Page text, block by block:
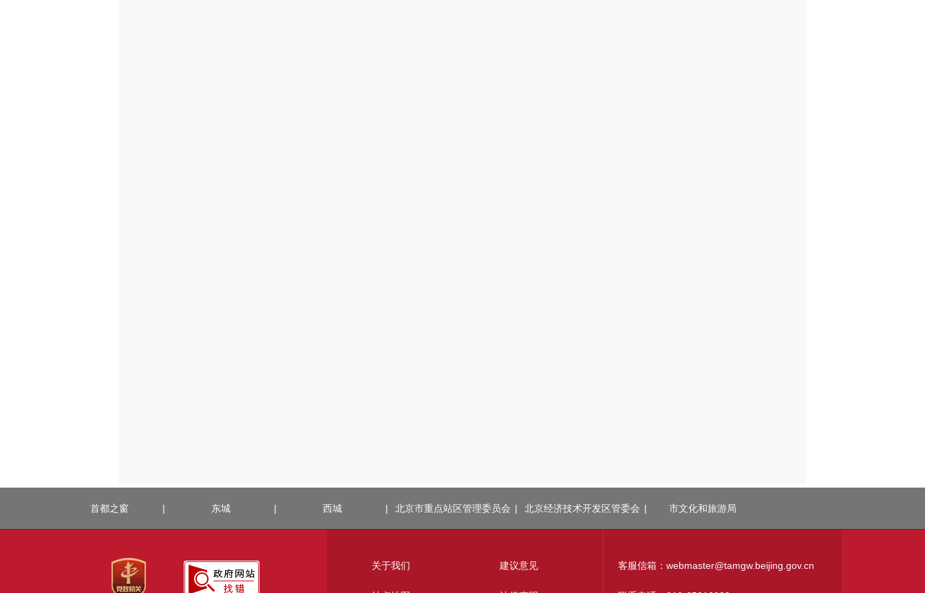
首都之窗 | 东城 | 西城 | 北京市重点站区管理委员会 | 北京经济技术开发区管委会 | 市文化和旅游局
关于我们 建议意见 客服信箱：webmaster@tamgw.beijing.gov.cn